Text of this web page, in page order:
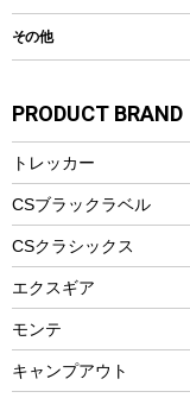
バーベキューツール
カトラリー
マグカップ、カップ
ステンレスボトル
フードボトル
トレー
ランチョンマット
ランチボックス
その他アウトドア雑貨
スプレー関係
ツール、他
パドル
ヘルメット
エアーポンプ
アクセサリー
シティサイクル
自転車ウェア
ラッシュガード
パラソル
フローティングベスト
ヘルメット
エアーポンプ
ビーチテント
ウィンター
スノーシュー
その他
湯たんぽ
防災用品
PRODUCT BRAND
トレッカー
CSブラックラベル
CSクラシックス
エクスギア
モンテ
キャンプアウト